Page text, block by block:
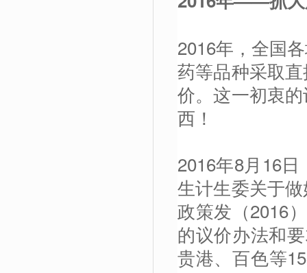
2016年，全国
药等品种采取
价。这一初衷
西！
2016年8月16
生计生委关于
政策发（2016
的议价办法和
贵港、百色等